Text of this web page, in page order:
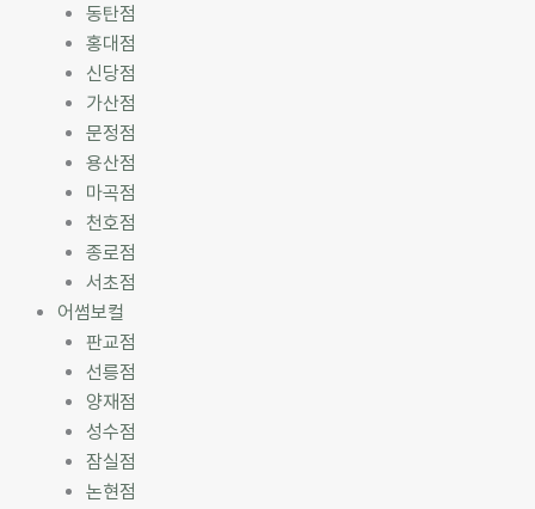
동탄점
홍대점
신당점
가산점
문정점
용산점
마곡점
천호점
종로점
서초점
어썸보컬
판교점
선릉점
양재점
성수점
잠실점
논현점